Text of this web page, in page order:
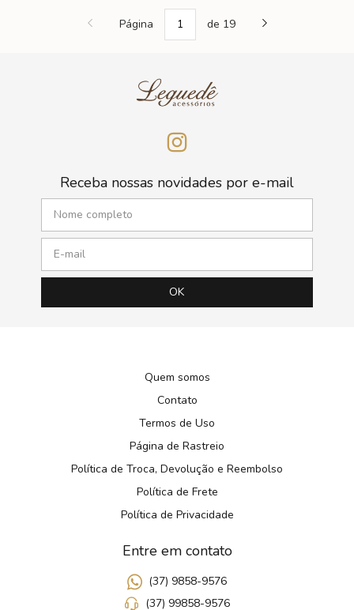
Página de 19
Receba nossas novidades por e-mail
Quem somos
Contato
Termos de Uso
Página de Rastreio
Política de Troca, Devolução e Reembolso
Política de Frete
Política de Privacidade
Entre em contato
(37) 9858-9576
(37) 99858-9576